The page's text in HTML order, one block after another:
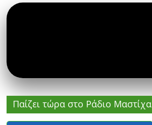
Παίζει τώρα στο Ράδιο Μαστίχα